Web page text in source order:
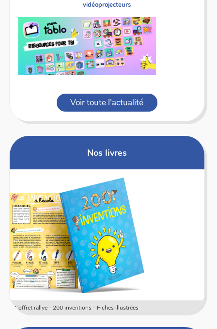
vidéoprojecteurs
Voir toute l'actualité
Nos livres
Conte sur moi - Un livre dont les élèves sont les héros